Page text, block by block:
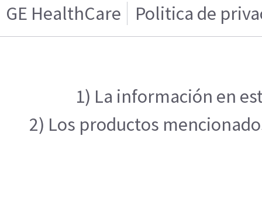
GE HealthCare Politica de
1) La información en
2) Los productos